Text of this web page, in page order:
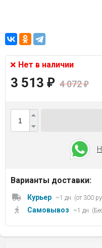
Нет в наличии
3 513 ₽ 4 072₽
Варианты доставки:
Курьер ~1 дн. (от 300
Самовывоз ~1 дн.